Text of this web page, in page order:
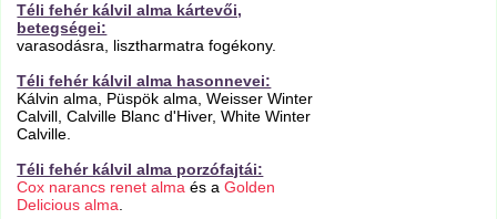
Téli fehér kálvil alma kártevői,
betegségei:
varasodásra, lisztharmatra fogékony.
Téli fehér kálvil alma hasonnevei:
Kálvin alma, Püspök alma, Weisser Winter
Calvill, Calville Blanc d'Hiver, White Winter
Calville.
Téli fehér kálvil alma porzófajtái:
Cox narancs renet alma és aGolden
Delicious alma